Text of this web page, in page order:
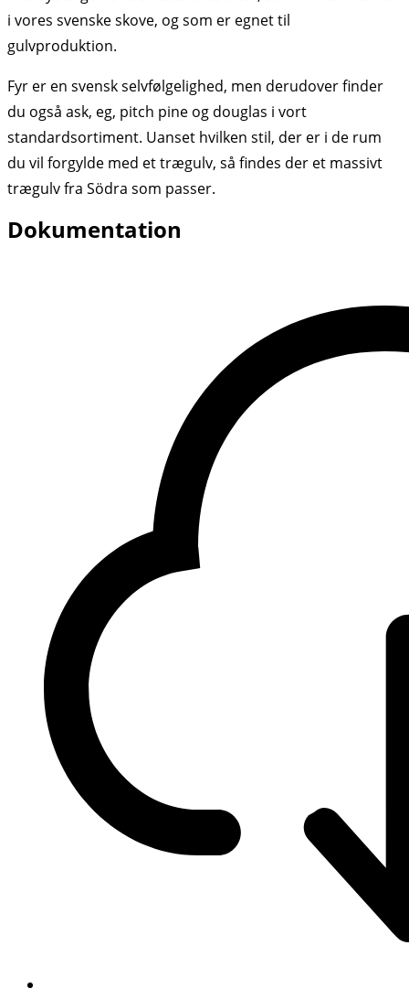
i vores svenske skove, og som er egnet til
gulvproduktion.
Fyr er en svensk selvfølgelighed, men derudover finder
du også ask, eg, pitch pine og douglas i vort
standardsortiment. Uanset hvilken stil, der er i de rum
du vil forgylde med et trægulv, så findes der et massivt
trægulv fra Södra som passer.
Dokumentation